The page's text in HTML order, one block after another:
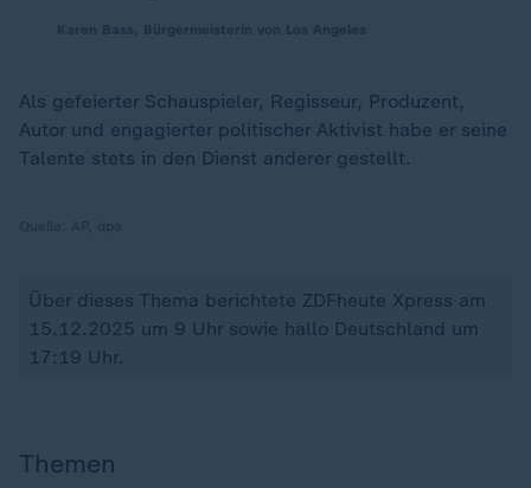
Als gefeierter Schauspieler, Regisseur, Produzent,
Autor und engagierter politischer Aktivist habe er seine
Talente stets in den Dienst anderer gestellt.
Über dieses Thema berichtete ZDFheute Xpress am
15.12.2025 um 9 Uhr sowie hallo Deutschland um
17:19 Uhr.
Themen